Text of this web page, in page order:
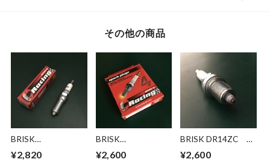
その他の商品
BRISK
16テーパー座面）
¥2,820
BRISK
OR/GOR/HOR/LOR
¥2,600
BRISK DR14ZC ブ
ーク ZC/ZSシリー
¥2,600